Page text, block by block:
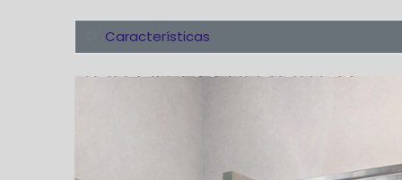
Características